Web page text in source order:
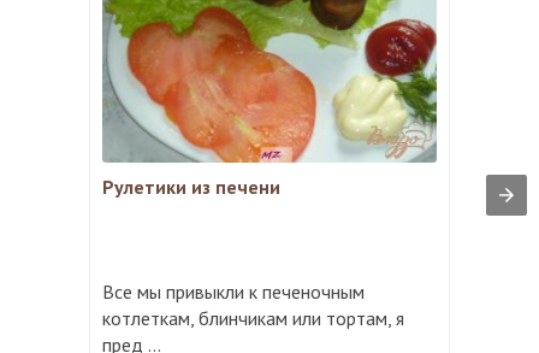
Рулетики из печени
Все мы привыкли к печеночным
котлеткам, блинчикам или тортам, я
пред ...